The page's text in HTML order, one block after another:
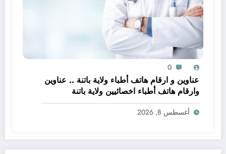
0
عناوين و ارقام هاتف أطباء ولاية باتنة .. عناوين
وارقام هاتف أطباء اخصائيين ولاية باتنة
أغسطس 8, 2026